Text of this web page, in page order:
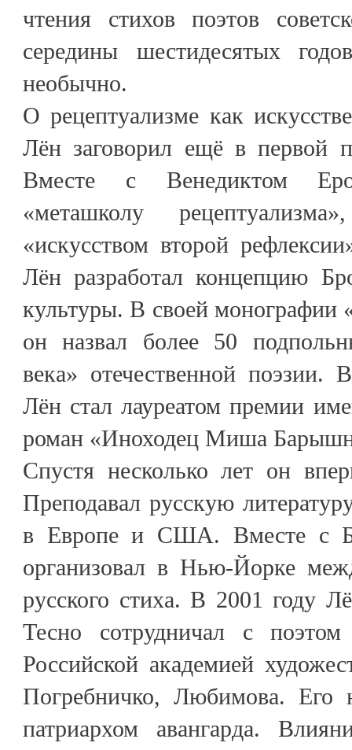
чтения стихов поэтов
середины шестидесятых
необычно.
О рецептуализме как
Лён заговорил ещё в первой
Вместе с Венедиктом
«меташколу
«искусством второй
Лён разработал концепцию
культуры. В своей монографии
он назвал более 50
века» отечественной
Лён стал лауреатом премии
роман «Иноходец Миша
Спустя несколько лет он
Преподавал русскую
в Европе и США. Вместе с
организовал в Нью-Йорке
русского стиха. В 2001 году
Тесно сотрудничал с
Российской академией
Погребничко, Любимова. Его
патриархом авангарда.